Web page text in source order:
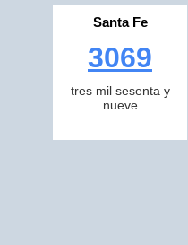
Santa Fe
3069
tres mil sesenta y
nueve